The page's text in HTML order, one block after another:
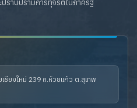
ราบปรามการทุจริตในภาครัฐ
ชียงใหม่ 239 ถ.ห้วยแก้ว ต.สุเทพ